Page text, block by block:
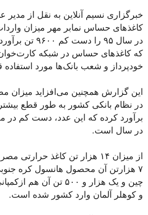
خبرگزاری نسیم آنلاین به نقل از
کاغذهای حساس نمابر مهر میزان
در سال ۹۵ را
که کاغذهای حساس در شبکه
خودپرداز و شعب بانک‌ها مورد استفاده
این گزارش همچنین می‌افزاید
در نظام بانکی کشور به طور قطع
در سال است.
چین و یک هزار و ۵۰۰ تن
و کوهلر آلمان وارد کشور شده است.